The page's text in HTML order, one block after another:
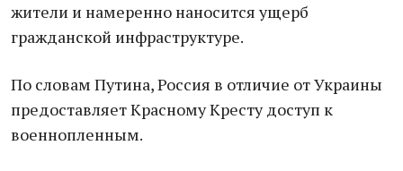
жители и намеренно наносится ущерб
гражданской инфраструктуре.
По словам Путина, Россия в отличие от Украины
предоставляет Красному Кресту доступ к
военнопленным.